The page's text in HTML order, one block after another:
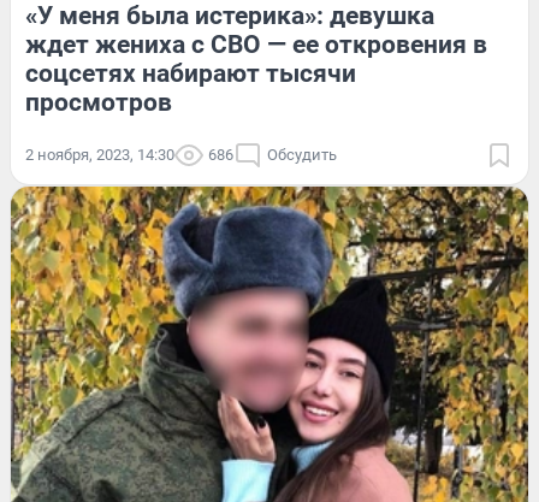
«У меня была истерика»: девушка
ждет жениха с СВО — ее откровения в
соцсетях набирают тысячи
просмотров
2 ноября, 2023, 14:30 686 Обсудить